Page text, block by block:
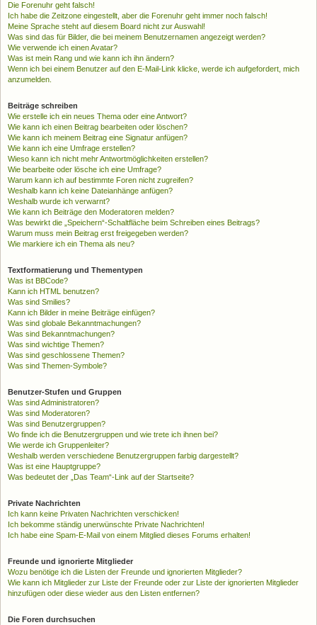
Die Forenuhr geht falsch!
Ich habe die Zeitzone eingestellt, aber die Forenuhr geht immer noch falsch!
Meine Sprache steht auf diesem Board nicht zur Auswahl!
Was sind das für Bilder, die bei meinem Benutzernamen angezeigt werden?
Wie verwende ich einen Avatar?
Was ist mein Rang und wie kann ich ihn ändern?
Wenn ich bei einem Benutzer auf den E-Mail-Link klicke, werde ich aufgefordert, mich
anzumelden.
Beiträge schreiben
Wie erstelle ich ein neues Thema oder eine Antwort?
Wie kann ich einen Beitrag bearbeiten oder löschen?
Wie kann ich meinem Beitrag eine Signatur anfügen?
Wie kann ich eine Umfrage erstellen?
Wieso kann ich nicht mehr Antwortmöglichkeiten erstellen?
Wie bearbeite oder lösche ich eine Umfrage?
Warum kann ich auf bestimmte Foren nicht zugreifen?
Weshalb kann ich keine Dateianhänge anfügen?
Weshalb wurde ich verwarnt?
Wie kann ich Beiträge den Moderatoren melden?
Was bewirkt die „Speichern“-Schaltfläche beim Schreiben eines Beitrags?
Warum muss mein Beitrag erst freigegeben werden?
Wie markiere ich ein Thema als neu?
Textformatierung und Thementypen
Was ist BBCode?
Kann ich HTML benutzen?
Was sind Smilies?
Kann ich Bilder in meine Beiträge einfügen?
Was sind globale Bekanntmachungen?
Was sind Bekanntmachungen?
Was sind wichtige Themen?
Was sind geschlossene Themen?
Was sind Themen-Symbole?
Benutzer-Stufen und Gruppen
Was sind Administratoren?
Was sind Moderatoren?
Was sind Benutzergruppen?
Wo finde ich die Benutzergruppen und wie trete ich ihnen bei?
Wie werde ich Gruppenleiter?
Weshalb werden verschiedene Benutzergruppen farbig dargestellt?
Was ist eine Hauptgruppe?
Was bedeutet der „Das Team“-Link auf der Startseite?
Private Nachrichten
Ich kann keine Privaten Nachrichten verschicken!
Ich bekomme ständig unerwünschte Private Nachrichten!
Ich habe eine Spam-E-Mail von einem Mitglied dieses Forums erhalten!
Freunde und ignorierte Mitglieder
Wozu benötige ich die Listen der Freunde und ignorierten Mitglieder?
Wie kann ich Mitglieder zur Liste der Freunde oder zur Liste der ignorierten Mitglieder
hinzufügen oder diese wieder aus den Listen entfernen?
Die Foren durchsuchen